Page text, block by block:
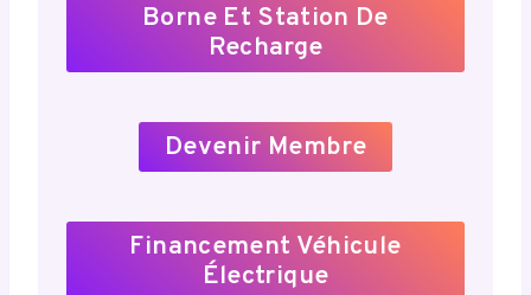
Borne Et Station De
Recharge
Devenir Membre
Financement Véhicule
Électrique